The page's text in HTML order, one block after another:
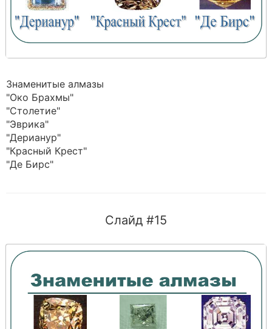
Знаменитые алмазы
"Око Брахмы"
"Столетие"
"Эврика"
"Дерианур"
"Красный Крест"
"Де Бирс"
Слайд #15